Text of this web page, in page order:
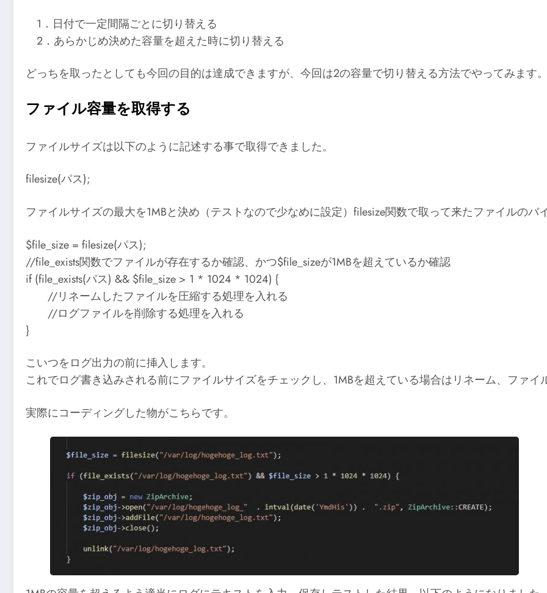
1．日付で一定間隔ごとに切り替える
2．あらかじめ決めた容量を超えた時に切り替える
どっちを取ったとしても今回の目的は達成できますが、今回は2の容量で切り替える方法でやってみます。
ファイル容量を取得する
ファイルサイズは以下のように記述する事で取得できました。
filesize(パス);
ファイルサイズの最大を1MBと決め（テストなので少なめに設定）filesize関数で取って来たファイルのバ
$file_size = filesize(パス);
//file_exists関数でファイルが存在するか確認、かつ$file_sizeが1MBを超えているか確認
if (file_exists(パス) && $file_size > 1 * 1024 * 1024) {
//リネームしたファイルを圧縮する処理を入れる
//ログファイルを削除する処理を入れる
}
こいつをログ出力の前に挿入します。
これでログ書き込みされる前にファイルサイズをチェックし、1MBを超えている場合はリネーム、ファイ
実際にコーディングした物がこちらです。